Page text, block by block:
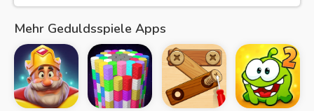
Mehr Geduldsspiele Apps